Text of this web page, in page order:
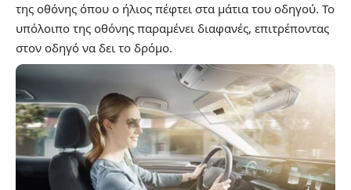
της οθόνης όπου ο ήλιος πέφτει στα μάτια του οδηγού. Το
υπόλοιπο της οθόνης παραμένει διαφανές, επιτρέποντας
στον οδηγό να δει το δρόμο.